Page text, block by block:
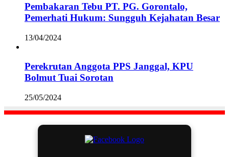
Pembakaran Tebu PT. PG. Gorontalo,
Pemerhati Hukum: Sungguh Kejahatan Besar
13/04/2024
Perekrutan Anggota PPS Janggal, KPU
Bolmut Tuai Sorotan
25/05/2024